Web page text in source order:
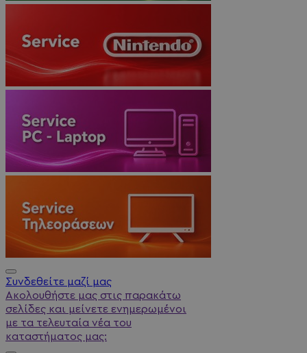
Συνδεθείτε μαζί μας
Ακολουθήστε μας στις παρακάτω
σελίδες και μείνετε ενημερωμένοι
με τα τελευταία νέα του
καταστήματος μας: